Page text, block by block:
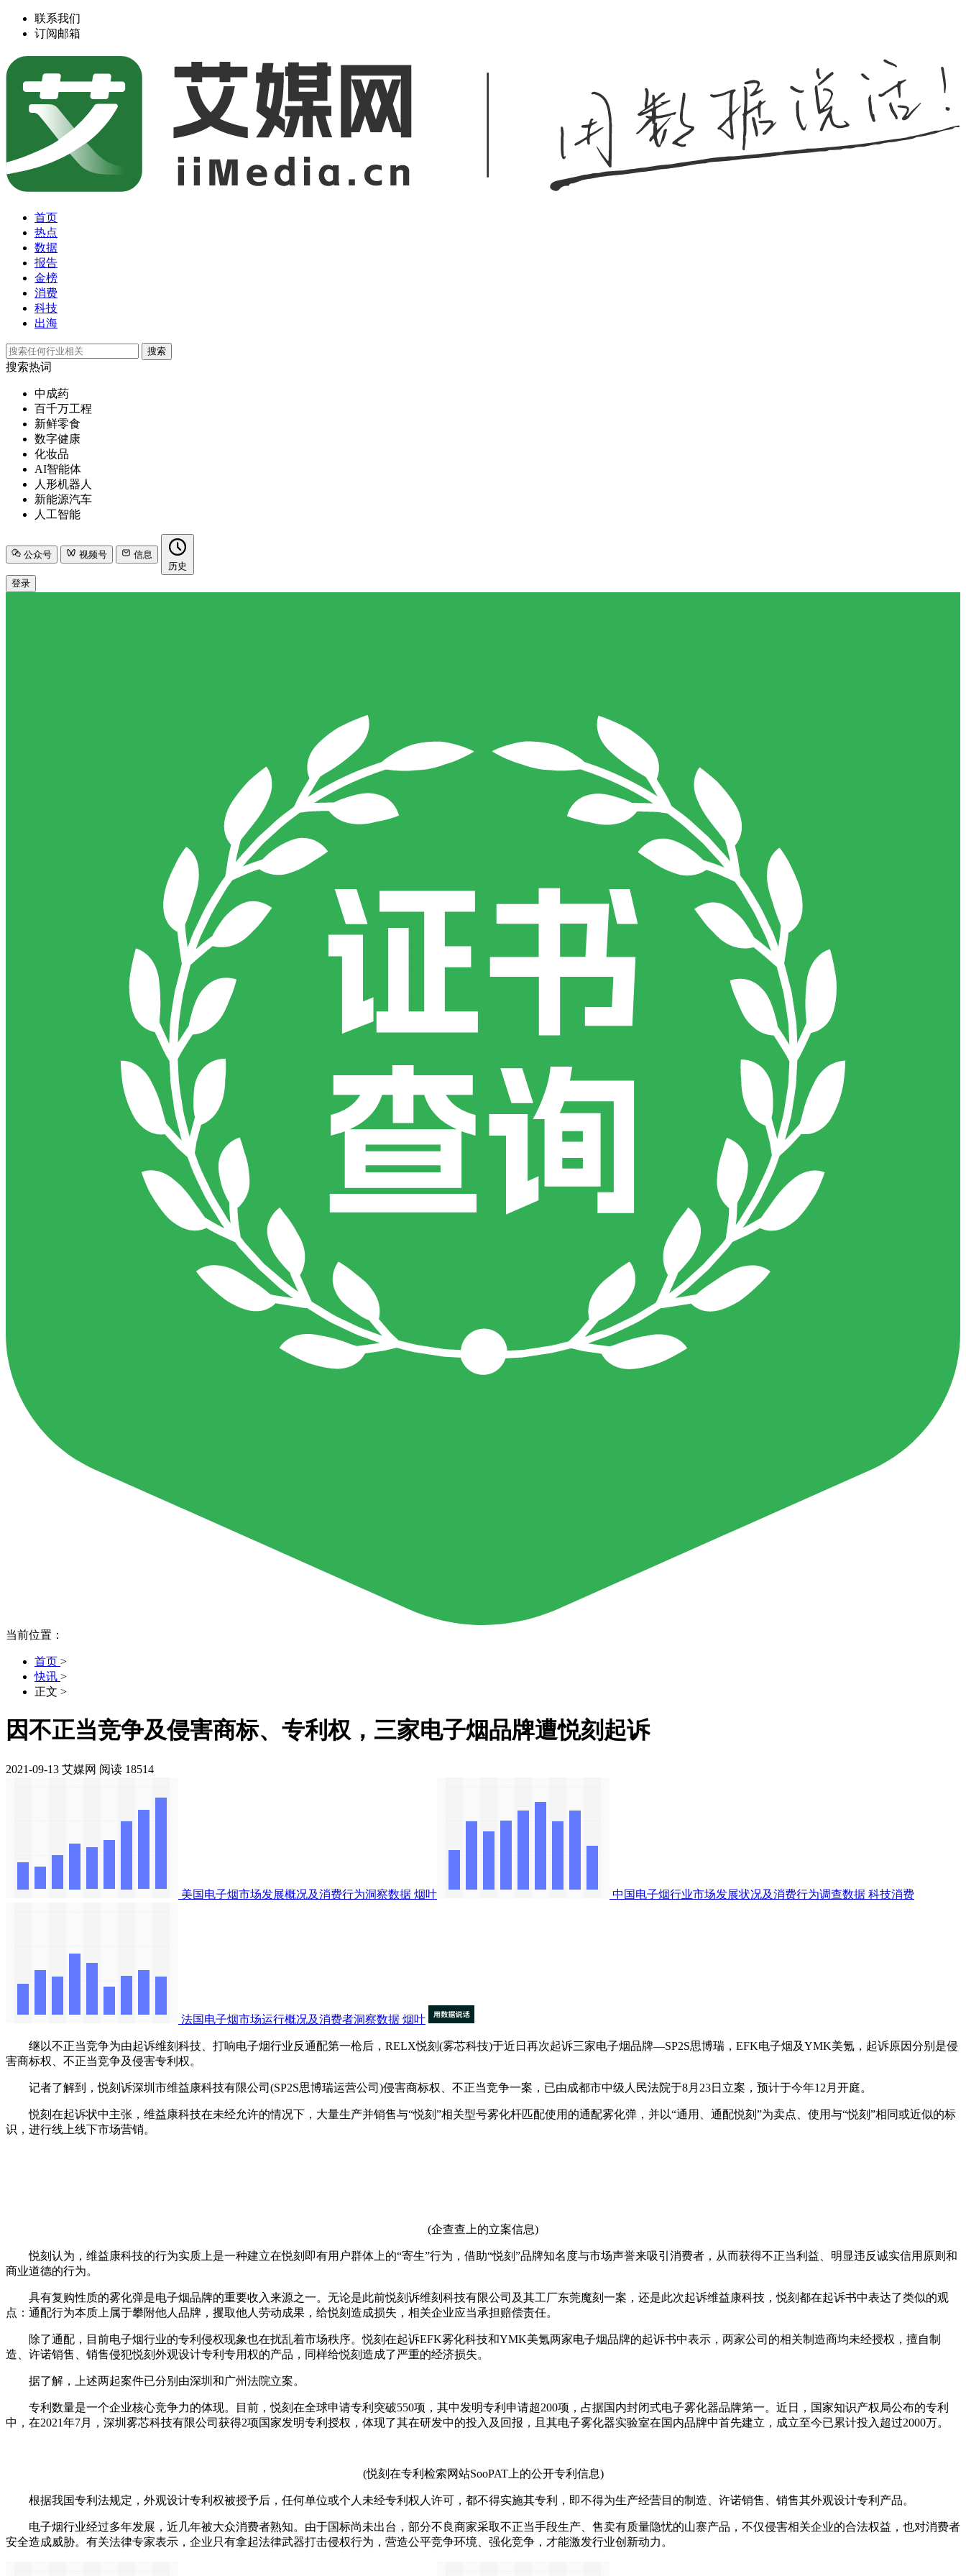
联系我们
订阅邮箱
首页
热点
数据
报告
金榜
消费
科技
出海
搜索
搜索热词
中成药
百千万工程
新鲜零食
数字健康
化妆品
AI智能体
人形机器人
新能源汽车
人工智能
公众号 视频号
信息
历史
登录
当前位置：
首页 >
快讯 >
正文 >
因不正当竞争及侵害商标、专利权，三家电子烟品牌遭悦刻起诉
2021-09-13 艾媒网 阅读 18514
美国电子烟市场发展概况及消费行为洞察数据 烟叶 中国电子烟行业市场发展状况及消费行为调查数据 科技消费
法国电子烟市场运行概况及消费者洞察数据 烟叶
继以不正当竞争为由起诉维刻科技、打响电子烟行业反通配第一枪后，RELX悦刻(雾芯科技)于近日再次起诉三家电子烟品牌—SP2S思博瑞，EFK电子烟及YMK美氪，起诉原因分别是侵
害商标权、不正当竞争及侵害专利权。
记者了解到，悦刻诉深圳市维益康科技有限公司(SP2S思博瑞运营公司)侵害商标权、不正当竞争一案，已由成都市中级人民法院于8月23日立案，预计于今年12月开庭。
悦刻在起诉状中主张，维益康科技在未经允许的情况下，大量生产并销售与“悦刻”相关型号雾化杆匹配使用的通配雾化弹，并以“通用、通配悦刻”为卖点、使用与“悦刻”相同或近似的标
识，进行线上线下市场营销。
(企查查上的立案信息)
悦刻认为，维益康科技的行为实质上是一种建立在悦刻即有用户群体上的“寄生”行为，借助“悦刻”品牌知名度与市场声誉来吸引消费者，从而获得不正当利益、明显违反诚实信用原则和
商业道德的行为。
具有复购性质的雾化弹是电子烟品牌的重要收入来源之一。无论是此前悦刻诉维刻科技有限公司及其工厂东莞魔刻一案，还是此次起诉维益康科技，悦刻都在起诉书中表达了类似的观
点：通配行为本质上属于攀附他人品牌，攫取他人劳动成果，给悦刻造成损失，相关企业应当承担赔偿责任。
除了通配，目前电子烟行业的专利侵权现象也在扰乱着市场秩序。悦刻在起诉EFK雾化科技和YMK美氪两家电子烟品牌的起诉书中表示，两家公司的相关制造商均未经授权，擅自制
造、许诺销售、销售侵犯悦刻外观设计专利专用权的产品，同样给悦刻造成了严重的经济损失。
据了解，上述两起案件已分别由深圳和广州法院立案。
专利数量是一个企业核心竞争力的体现。目前，悦刻在全球申请专利突破550项，其中发明专利申请超200项，占据国内封闭式电子雾化器品牌第一。近日，国家知识产权局公布的专利
中，在2021年7月，深圳雾芯科技有限公司获得2项国家发明专利授权，体现了其在研发中的投入及回报，且其电子雾化器实验室在国内品牌中首先建立，成立至今已累计投入超过2000万。
(悦刻在专利检索网站SooPAT上的公开专利信息)
根据我国专利法规定，外观设计专利权被授予后，任何单位或个人未经专利权人许可，都不得实施其专利，即不得为生产经营目的制造、许诺销售、销售其外观设计专利产品。
电子烟行业经过多年发展，近几年被大众消费者熟知。由于国标尚未出台，部分不良商家采取不正当手段生产、售卖有质量隐忧的山寨产品，不仅侵害相关企业的合法权益，也对消费者
安全造成威胁。有关法律专家表示，企业只有拿起法律武器打击侵权行为，营造公平竞争环境、强化竞争，才能激发行业创新动力。